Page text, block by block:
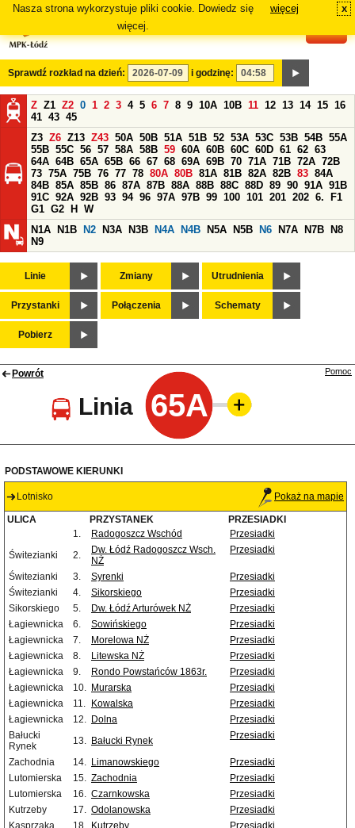
Nasza strona wykorzystuje pliki cookie. Dowiedz się
więcej.
więcej x
Sprawdź rozkład na dzień: i godzinę:
Z Z1 Z2 0 1 2 3 4 5 6 7 8 9 10A 10B 11 12 13 14 15 16
41 43 45
Z3 Z6 Z13 Z43 50A 50B 51A 51B 52 53A 53C 53B 54B 55A
55B 55C 56 57 58A 58B 59 60A 60B 60C 60D 61 62 63
64A 64B 65A 65B 66 67 68 69A 69B 70 71A 71B 72A 72B
73 75A 75B 76 77 78 80A 80B 81A 81B 82A 82B 83 84A
84B 85A 85B 86 87A 87B 88A 88B 88C 88D 89 90 91A 91B
91C 92A 92B 93 94 96 97A 97B 99 100 101 201 202 6.
F1
G1 G2 H
W
N1A
N1B N2 N3A N3B N4A N4B N5A N5B N6 N7A N7B
N8
N9
Linie Zmiany Utrudnienia
Przystanki Połączenia Schematy
Pobierz
Powrót
Linia 65A
Pomoc
PODSTAWOWE KIERUNKI
Lotnisko Pokaż na mapie
ULICA PRZYSTANEK
PRZESIADKI
1.
Radogoszcz Wschód
Przesiadki
Świtezianki
2.
Dw. Łódź Radogoszcz Wsch.
NŻ
Przesiadki
Świtezianki 3. Syrenki
Przesiadki
Świtezianki
4. Sikorskiego
Przesiadki
Sikorskiego
5. Dw. Łódź Arturówek NŻ
Przesiadki
Łagiewnicka
6. Sowińskiego
Przesiadki
Łagiewnicka
7. Morelowa NŻ
Przesiadki
Łagiewnicka
8. Litewska NŻ
Przesiadki
Łagiewnicka
9. Rondo Powstańców 1863r.
Przesiadki
Łagiewnicka
10. Murarska
Przesiadki
Łagiewnicka
11. Kowalska
Przesiadki
Łagiewnicka
12. Dolna
Przesiadki
Bałucki
Rynek
13. Bałucki Rynek Przesiadki
Zachodnia 14. Limanowskiego
Przesiadki
Lutomierska
15. Zachodnia
Przesiadki
Lutomierska
16. Czarnkowska
Przesiadki
Kutrzeby
17. Odolanowska
Przesiadki
Kasprzaka
18. Kutrzeby
Przesiadki